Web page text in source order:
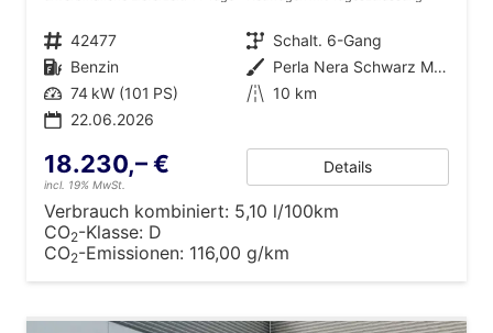
Fahrzeugnr. 42477 Getriebe Schalt. 6-Gang
Kraftstoff Benzin Außenfarbe
Perla Nera Schwarz Metallic
Leistung 74 kW (101 PS) Kilometerstand 10 km
22.06.2026
18.230,– €
incl. 19% MwSt.
Details
Verbrauch kombiniert: 5,10 l/100km
CO2-Klasse: D
CO2-Emissionen: 116,00 g/km